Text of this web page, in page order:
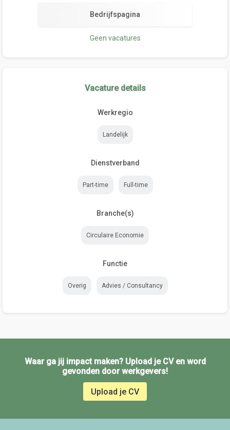
Bedrijfspagina
Geen vacatures
Vacature details
Werkregio
Landelijk
Dienstverband
Part-time Full-time
Branche(s)
Circulaire Economie
Functie
Overig Advies / Consultancy
Waar ga jij impact maken? Upload je CV en word
gevonden door werkgevers!
Upload je CV